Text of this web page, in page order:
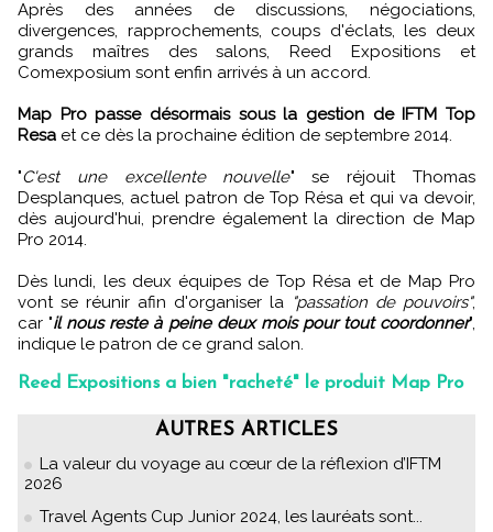
Après des années de discussions, négociations,
divergences, rapprochements, coups d'éclats, les deux
grands maîtres des salons, Reed Expositions et
Comexposium sont enfin arrivés à un accord.
Map Pro passe désormais sous la gestion de IFTM Top
Resa et ce dès la prochaine édition de septembre 2014.
"C'est une excellente nouvelle" se réjouit Thomas
Desplanques, actuel patron de Top Résa et qui va devoir,
dès aujourd'hui, prendre également la direction de Map
Pro 2014.
Dès lundi, les deux équipes de Top Résa et de Map Pro
vont se réunir afin d'organiser la "passation de pouvoirs",
car "il nous reste à peine deux mois pour tout coordonner",
indique le patron de ce grand salon.
Reed Expositions a bien "racheté" le produit Map Pro
AUTRES ARTICLES
La valeur du voyage au cœur de la réflexion d’IFTM
2026
Travel Agents Cup Junior 2024, les lauréats sont...